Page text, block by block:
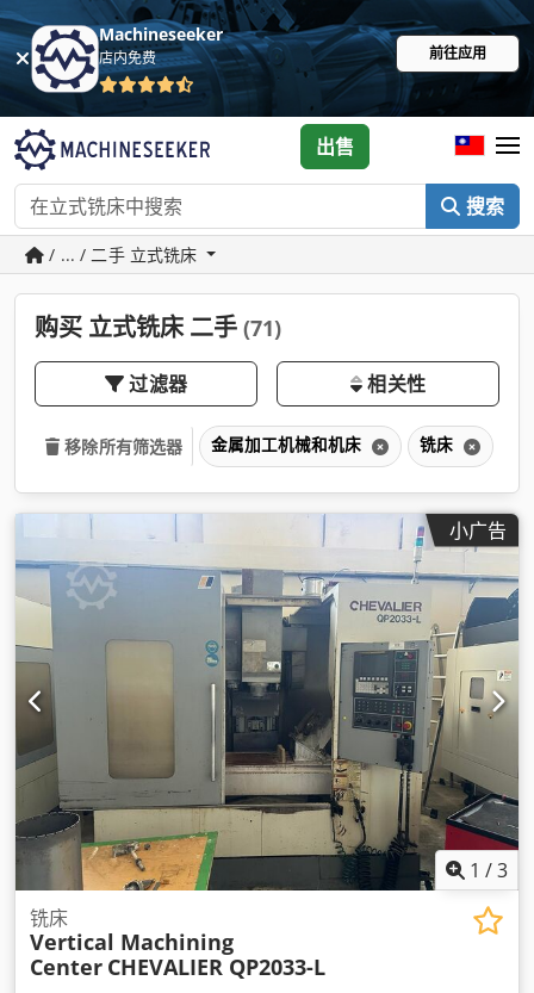
Machineseeker
店内免费 前往应用
搜索
出售
/ ... / 二手 立式铣床
购买 立式铣床 二手 (71)
过滤器 相关性
移除所有筛选器 金属加工机械和机床 铣床
小广告
1 /3
铣床
Vertical Machining
Center CHEVALIER QP2033-L